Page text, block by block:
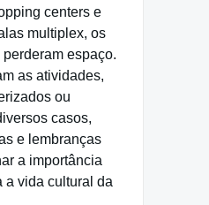
centers e
multiplex, os
espaço.
as atividades,
ou
casos,
e lembranças
a importância
a vida cultural da